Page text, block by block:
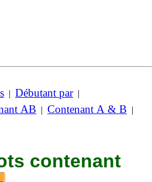
| Débutant par|
AB | Contenant A & B |
contenant